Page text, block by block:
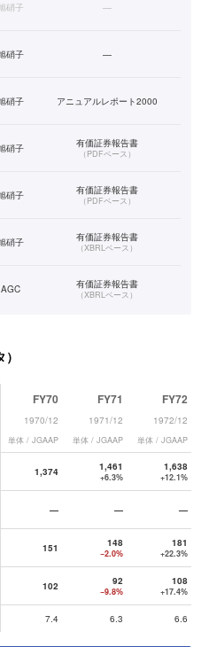
硝子 —
硝子 —
硝子 アニュアルレポート2000
硝子 有価証券報告書
（PDFベース）
硝子 有価証券報告書
（PDFベース）
硝子 有価証券報告書
（XBRLベース）
AGC 有価証券報告書
（XBRLベース）
FY70
1970/12
単体 / JGAAP
FY71
1971/12
単体 / JGAAP
FY72
1972/12
単体 / JGAAP
1,374 1,461
+6.3%
1,638
+12.1%
— — —
151 148
−2.0%
181
+22.3%
102 92
−9.8%
108
+17.4%
7.4 6.3 6.6